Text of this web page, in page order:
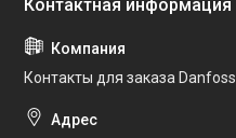
Контакты для заказа Danfoss